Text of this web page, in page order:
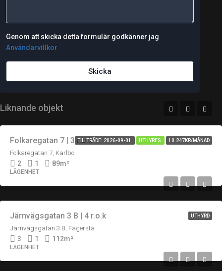
Genom att skicka detta formulär godkänner jag
Användarvillkor
Skicka
Liknande objekt
TILLTRÄDE: 2026-09-01 UTHYRES 10.247KR/MÅNAD
Folkaregatan 7 | 3 r.o.k
Folkaregatan 7, Karlbo
2 1 89m²
LÄGENHET
UTHYRD
Järnvägsgatan 3 B | 4 r.o.k
Järnvägsgatan 3 B, Fagersta
3 1 112m²
LÄGENHET